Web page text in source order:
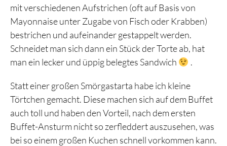
mit verschiedenen Aufstrichen (oft auf Basis von
Mayonnaise unter Zugabe von Fisch oder Krabben)
bestrichen und aufeinander gestappelt werden.
Schneidet man sich dann ein Stück der Torte ab, hat
man ein lecker und üppig belegtes Sandwich
.
Statt einer großen Smörgastarta habe ich kleine
Törtchen gemacht. Diese machen sich auf dem Buffet
auch toll und haben den Vorteil, nach dem ersten
Buffet-Ansturm nicht so zerfleddert auszusehen, was
bei so einem großen Kuchen schnell vorkommen kann.